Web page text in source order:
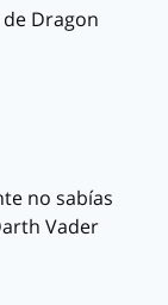
Dragon
no sabías
Vader